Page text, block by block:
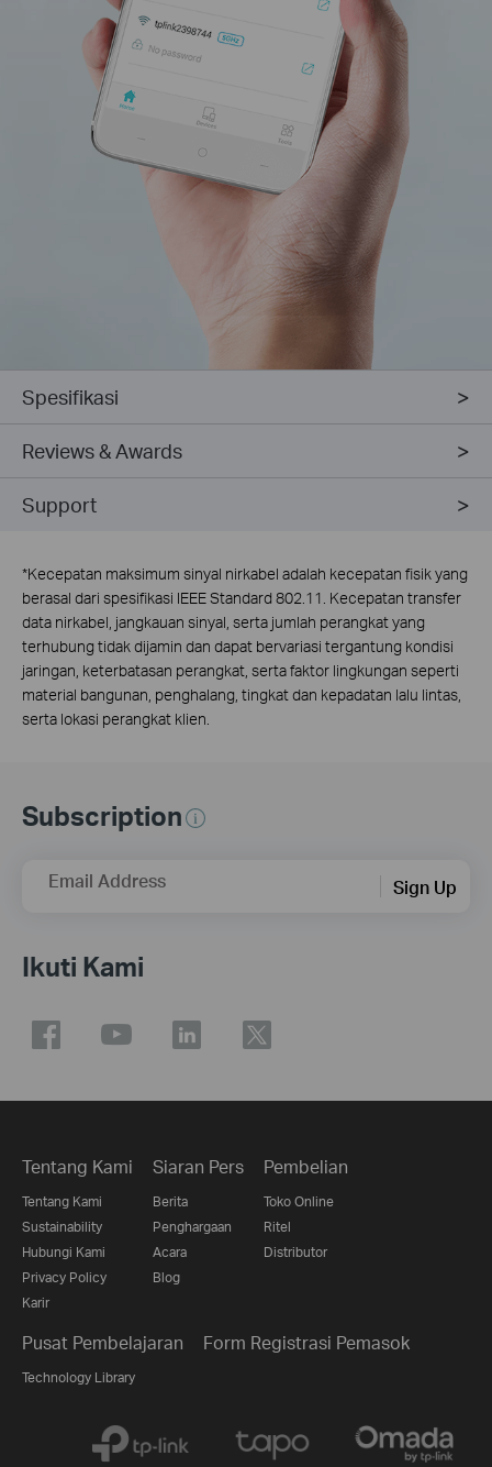
Spesifikasi
Reviews & Awards
Support
*Kecepatan maksimum sinyal nirkabel adalah kecepatan fisik yang
berasal dari spesifikasi IEEE Standard 802.11. Kecepatan transfer
data nirkabel, jangkauan sinyal, serta jumlah perangkat yang
terhubung tidak dijamin dan dapat bervariasi tergantung kondisi
jaringan, keterbatasan perangkat, serta faktor lingkungan seperti
material bangunan, penghalang, tingkat dan kepadatan lalu lintas,
serta lokasi perangkat klien.
Subscription
Email Address Sign Up
Ikuti Kami
Tentang Kami
Tentang Kami
Sustainability
Hubungi Kami
Privacy Policy
Karir
Siaran Pers
Berita
Penghargaan
Acara
Blog
Pembelian
Toko Online
Ritel
Distributor
Pusat Pembelajaran
Technology Library
Form Registrasi Pemasok